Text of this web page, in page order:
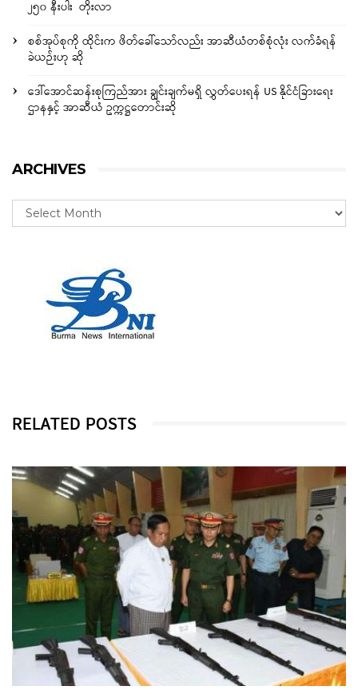
၂၅၀ နီးပါး တိုးလာ
စစ်အုပ်စုကို ထိုင်းက ဖိတ်ခေါ်သော်လည်း အာဆီယံတစ်စုံလုံး လက်ခံရန်
ခဲယဉ်းဟု ဆို
ဒေါ်အောင်ဆန်းစုကြည်အား ချွင်းချက်မရှိ လွှတ်ပေးရန် US နိုင်ငံခြားရေး
ဌာနနှင့် အာဆီယံ ဥက္ကဋ္ဌတောင်းဆို
ARCHIVES
RELATED POSTS